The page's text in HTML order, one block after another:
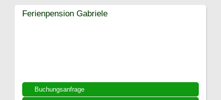
Buchungsanfrage
Ferienpension Gabriele